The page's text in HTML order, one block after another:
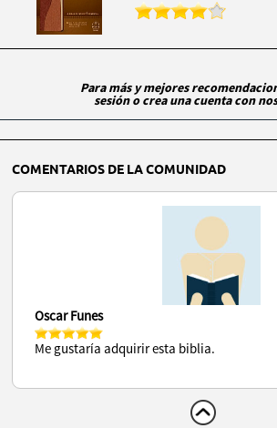
Para más y mejores
sesión o crea una cuenta con
COMENTARIOS DE LA COMUNIDAD
Oscar Funes
Me gustaría adquirir esta biblia.